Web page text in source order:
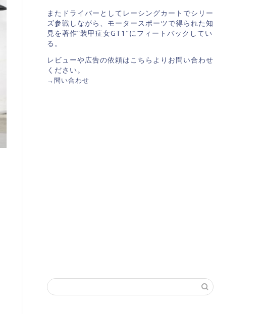
またドライバーとしてレーシングカートでシリー
ズ参戦しながら、モータースポーツで得られた知
見を著作”装甲症女GT1″にフィートバックしてい
る。
レビューや広告の依頼はこちらよりお問い合わせ
ください。
→問い合わせ